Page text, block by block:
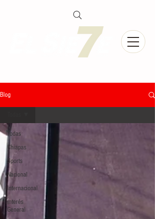
Blog
Todas
Chiapas
Sports
Nacional
Internacional
Interés
General